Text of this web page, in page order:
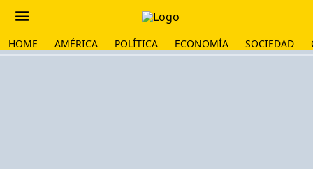
HOME AMÉRICA POLÍTICA ECONOMÍA SOCIEDAD